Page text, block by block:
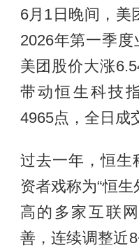
6月1日晚间，美
2026年第一季
美团股价大涨
带动恒生科技
4965点，全日成
过去一年，恒生
资者戏称为“恒
高的多家互联
善，连续调整近